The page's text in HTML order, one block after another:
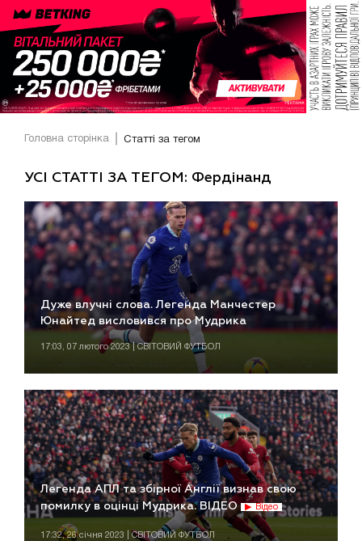
Головна сторінка Статті за тегом
УСІ СТАТТІ ЗА ТЕГОМ: Фердінанд
Дуже влучні слова. Легенда Манчестер
Юнайтед висловився про Мудрика
17:03, 07 лютого 2023 | СВІТОВИЙ ФУТБОЛ
Легенда АПЛ та збірної Англії визнав свою
помилку в оцінці Мудрика. ВІДЕО
Відео
17:32, 26 січня 2023 | СВІТОВИЙ ФУТБОЛ